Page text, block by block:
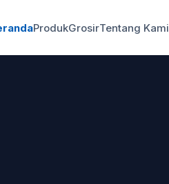
ProdukGrosirTentang Kami